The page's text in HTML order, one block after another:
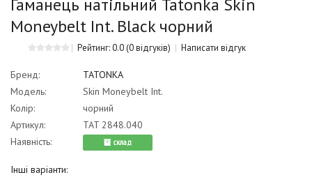
Гаманець натільний Tatonka Skin
Moneybelt Int. Black чорний
Рейтинг: 0.0(0 відгуків) Написати відгук
Бренд:
TATONKA
Модель:
Skin Moneybelt Int.
Колір:
чорний
Артикул:
TAT 2848.040
Наявність:
cклад
Інші варіанти: